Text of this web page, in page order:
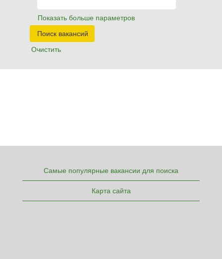
Показать больше параметров
Очистить
Самые популярные вакансии для поиска
Карта сайта